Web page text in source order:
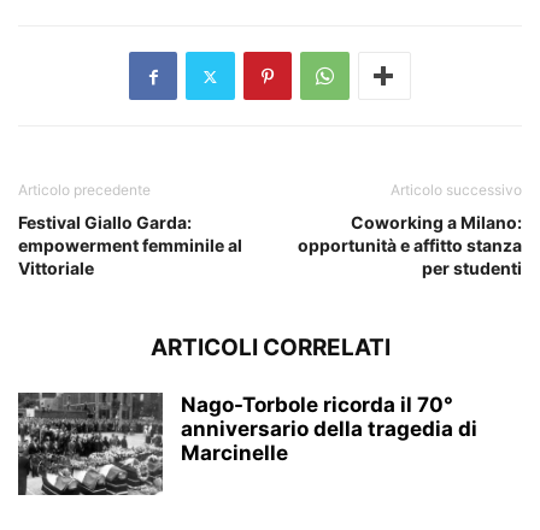
Articolo precedente
Festival Giallo Garda:
empowerment femminile al
Vittoriale
Articolo successivo
Coworking a Milano:
opportunità e affitto stanza
per studenti
ARTICOLI CORRELATI
Nago-Torbole ricorda il 70°
anniversario della tragedia di
Marcinelle